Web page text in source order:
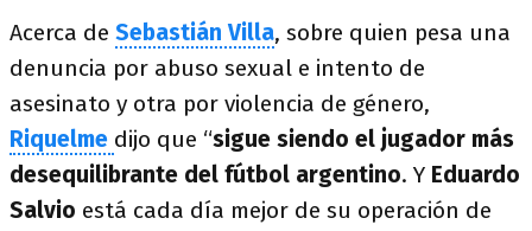
Acerca de Sebastián Villa, sobre quien pesa una
denuncia por abuso sexual e intento de
asesinato y otra por violencia de género,
Riquelme dijo que “sigue siendo el jugador más
desequilibrante del fútbol argentino. Y Eduardo
Salvio está cada día mejor de su operación de